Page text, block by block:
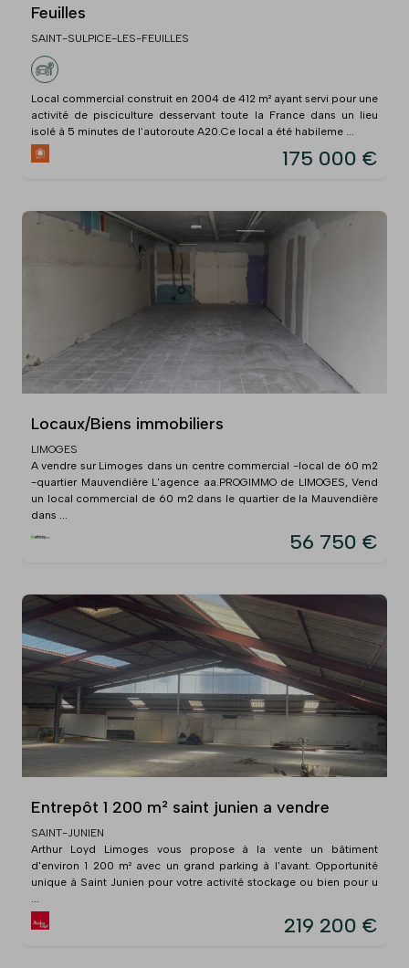
Feuilles
SAINT-SULPICE-LES-FEUILLES
Local commercial construit en 2004 de 412 m² ayant servi pour une
activité de pisciculture desservant toute la France dans un lieu
isolé à 5 minutes de l'autoroute A20.Ce local a été habileme ...
175 000 €
Locaux/Biens immobiliers
LIMOGES
A vendre sur Limoges dans un centre commercial -local de 60 m2
-quartier Mauvendière L'agence aa.PROGIMMO de LIMOGES, Vend
un local commercial de 60 m2 dans le quartier de la Mauvendière
dans ...
56 750 €
Entrepôt 1 200 m² saint junien a vendre
SAINT-JUNIEN
Arthur Loyd Limoges vous propose à la vente un bâtiment
d'environ 1 200 m² avec un grand parking à l'avant. Opportunité
unique à Saint Junien pour votre activité stockage ou bien pour u
...
219 200 €